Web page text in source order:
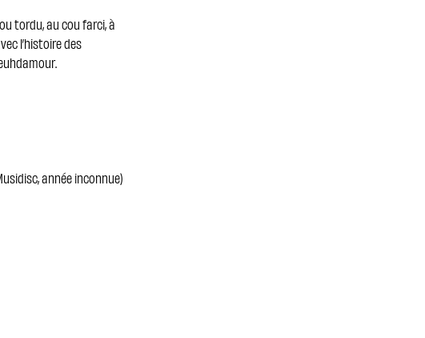
tordu, au cou farci, à
l’histoire des
année inconnue)